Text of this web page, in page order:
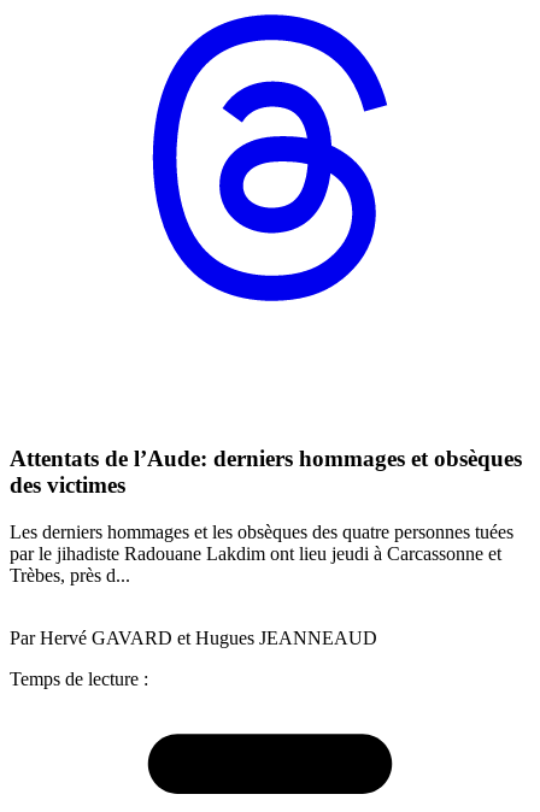
Attentats de l’Aude: derniers hommages et obsèques
des victimes
Les derniers hommages et les obsèques des quatre personnes tuées
par le jihadiste Radouane Lakdim ont lieu jeudi à Carcassonne et
Trèbes, près d...
Par Hervé GAVARD et Hugues JEANNEAUD
Temps de lecture :